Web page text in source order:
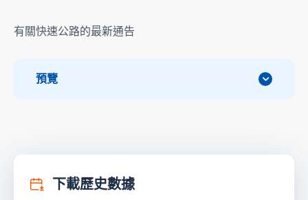
有關快速公路的最新通告
預覽
下載歷史數據